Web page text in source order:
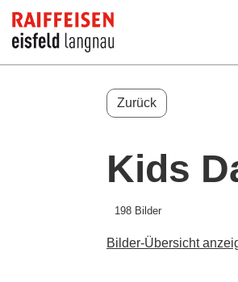
Zurück
Kids
198 Bilder
Bilder-Übersicht